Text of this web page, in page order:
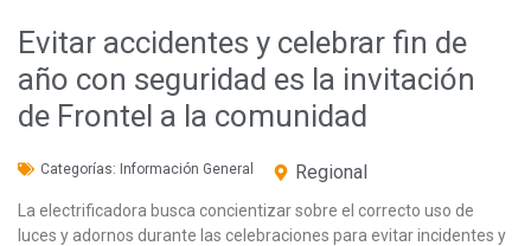
Evitar accidentes y celebrar fin de
año con seguridad es la invitación
de Frontel a la comunidad
Categorías: Información General Regional
La electrificadora busca concientizar sobre el correcto uso de
luces y adornos durante las celebraciones para evitar incidentes y